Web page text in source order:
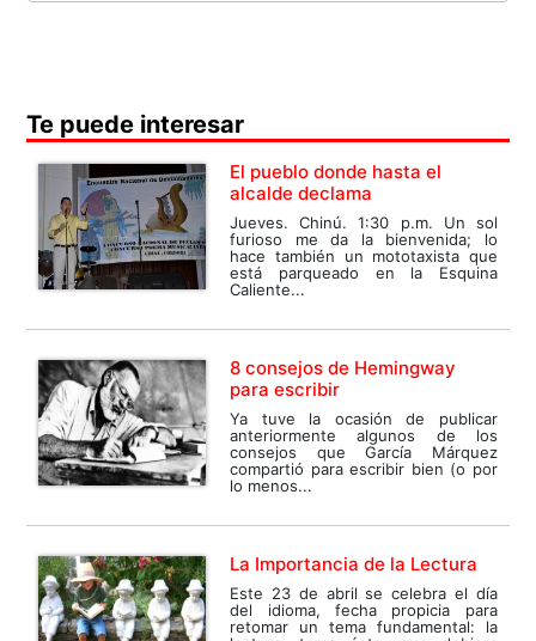
Te puede interesar
El pueblo donde hasta el
alcalde declama
Jueves. Chinú. 1:30 p.m. Un sol
furioso me da la bienvenida; lo
hace también un mototaxista que
está parqueado en la Esquina
Caliente...
8 consejos de Hemingway
para escribir
Ya tuve la ocasión de publicar
anteriormente algunos de los
consejos que García Márquez
compartió para escribir bien (o por
lo menos...
La Importancia de la Lectura
Este 23 de abril se celebra el día
del idioma, fecha propicia para
retomar un tema fundamental: la